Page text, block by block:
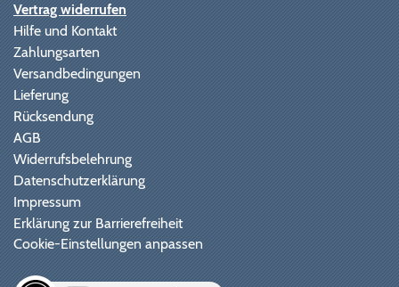
Vertrag widerrufen
Hilfe und Kontakt
Zahlungsarten
Versandbedingungen
Lieferung
Rücksendung
AGB
Widerrufsbelehrung
Datenschutzerklärung
Impressum
Erklärung zur Barrierefreiheit
Cookie-Einstellungen anpassen